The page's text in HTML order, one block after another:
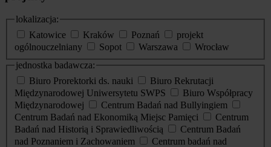
lokalizacja:
Katowice
Kraków Poznań
projekt
ogólnouczelniany
Sopot Warszawa
Wrocław
jednostka badawcza:
Biuro Prorektorki ds. nauki
Biuro Rekrutacji
Międzynarodowej Uniwersytetu SWPS
Biuro Współpracy
Międzynarodowej
Centrum Badań nad Bullyingiem
Centrum Badań nad Ekonomiką Miejsc Pamięci
Centrum
Badań nad Historią i Sprawiedliwością
Centrum Badań
nad Poznaniem i Zachowaniem
Centrum badań nad